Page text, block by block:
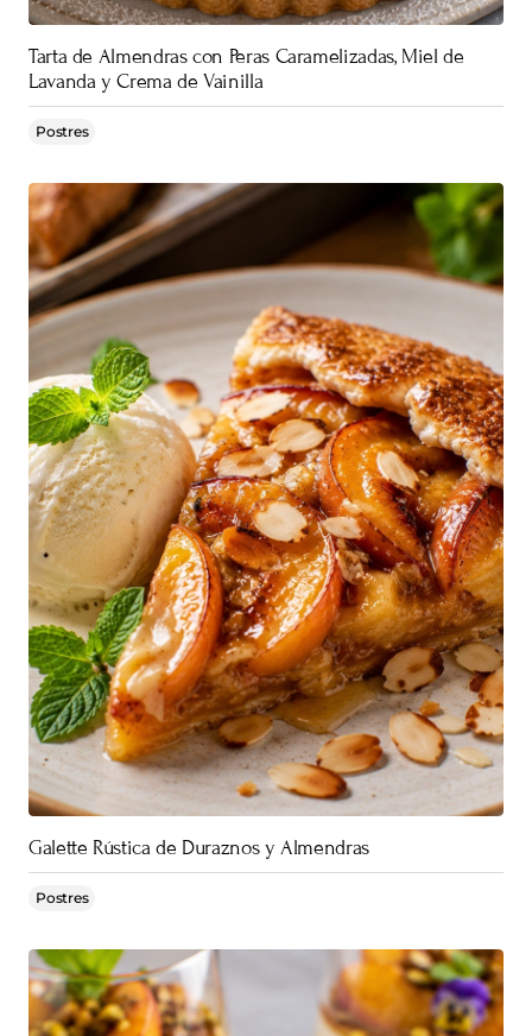
Tarta de Almendras con Peras Caramelizadas, Miel de
Lavanda y Crema de Vainilla
Postres
Galette Rústica de Duraznos y Almendras
Postres